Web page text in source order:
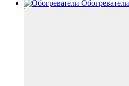
Обогреватели